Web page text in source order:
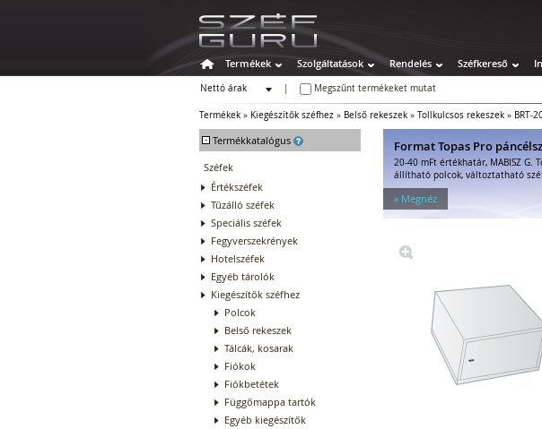
Termékek Szolgáltatások Rendelés Széfkereső
Nettó árak
Megszűnt termékeket mutat
Termékek » Kiegészítők széfhez » Belső rekeszek » Tollkulcsos rekeszek » BRT-
- Termékkatalógus
Széfek
Értékszéfek
Tűzálló széfek
Speciális széfek
Fegyverszekrények
Hotelszéfek
Egyéb tárolók
Kiegészítők széfhez
Polcok
Belső rekeszek
Tálcák, kosarak
Fiókok
Fiókbetétek
Függőmappa tartók
Egyéb kiegészítők
Format Topas Pro
20-40 mFt értékhatár, MABISZ G.
állítható polcok, változtatható
» Megnéz